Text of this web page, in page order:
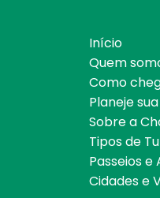
Início
Quem
Como
Planeje
Sobre a
Tipos de
Passeios
Cidades e